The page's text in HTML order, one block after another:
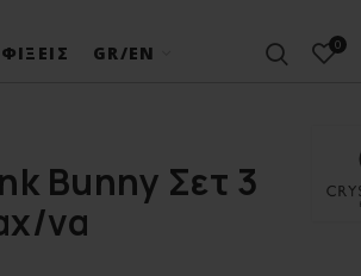
GR/EN 0
Bunny Σετ 3
να